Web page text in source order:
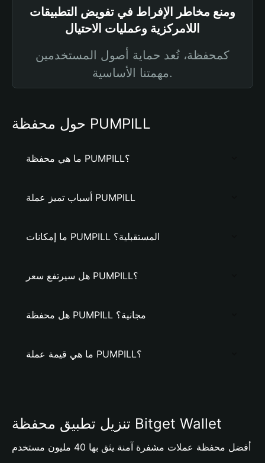
ومنع مخاطر الإفراط في تفويض التطبيقات
اللامركزية وعمليات الاحتيال
كمحفظة، تُعد حماية أصول المستخدمين
مهمتنا الأساسية.
حول محفظة PUMPILL
ما هي محفظة PUMPILL؟
أسباب تميز عملة PUMPILL
ما إمكانات PUMPILL المستقبلية؟
هل سيرتفع سعر PUMPILL؟
هل محفظة PUMPILL مجانية؟
ما هي قيمة عملة PUMPILL؟
تنزيل تطبيق محفظة Bitget Wallet
أفضل محفظة عملات مشفرة آمنة يثق بها 40 مليون مستخدم